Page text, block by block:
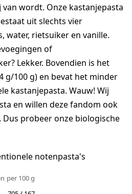
wordt. Onze kastanjepasta
uit slechts vier
water, rietsuiker en vanille.
of
Lekker. Bovendien is het
g/100 g) en bevat het minder
kastanjepasta. Wauw! Wij
en willen deze fandom ook
probeer onze biologische
notenpasta's
per 100 g